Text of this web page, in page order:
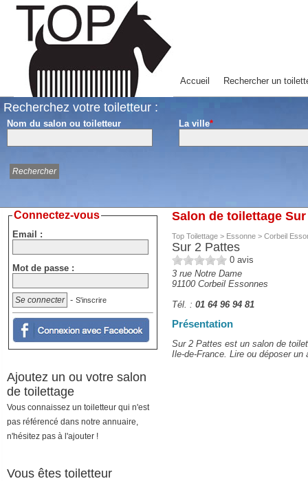
Accueil Rechercher un
Recherchez votre toiletteur :
Nom du salon ou toiletteur La ville*
Salon de toilettage
Top Toilettage > Essonne > Corbeil
Sur 2 Pattes
0 avis
3 rue Notre Dame
91100 Corbeil Essonnes
Tél. : 01 64 96 94 81
Présentation
Sur 2 Pattes est un salon de
Ile-de-France. Lire ou déposer
Connectez-vous
Email :
Mot de passe :
- S'inscrire
Ajoutez un ou votre salon
de toilettage
Vous connaissez un toiletteur qui n'est
pas référencé dans notre annuaire,
n'hésitez pas à l'ajouter !
Vous êtes toiletteur